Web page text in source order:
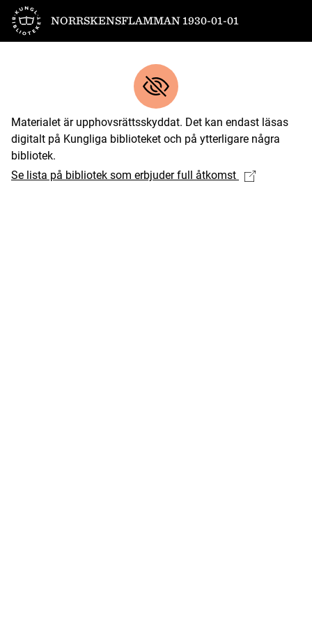
Till startsidan
NORRSKENSFLAMMAN 1930-01-01
Materialet är upphovsrättsskyddat. Det kan endast läsas
digitalt på Kungliga biblioteket och på ytterligare några
bibliotek.
Se lista på bibliotek som erbjuder full åtkomst